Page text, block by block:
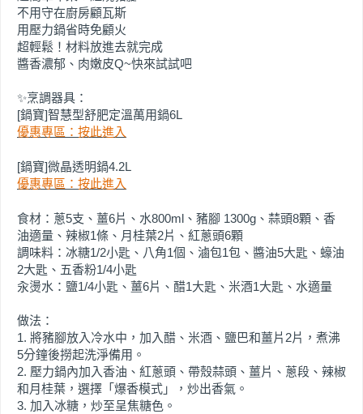
不用守在廚房顧瓦斯
用壓力鍋省時免顧火
超輕鬆！材料放進去就完成
醬香濃郁、肉嫩皮Q~快來試試吧
✨烹調器具：
[鍋寶]智慧型舒肥定溫萬用鍋6L
優惠專區：按此進入
[鍋寶]微晶透明鍋4.2L
優惠專區：按此進入
食材：蔥5支、薑6片、水800ml、豬腳 1300g、蒜頭8顆、香
油適量、辣椒1條、月桂葉2片、紅蔥頭6顆
調味料：冰糖1/2小匙、八角1個、滷包1包、醬油5大匙、蠔油
2大匙、五香粉1/4小匙
汆燙水：鹽1/4小匙、薑6片、醋1大匙、米酒1大匙、水適量
做法：
1. 將豬腳放入冷水中，加入醋、米酒、鹽巴和薑片2片，煮沸
5分鐘後撈起洗淨備用。
2. 壓力鍋內加入香油、紅蔥頭、帶殼蒜頭、薑片、蔥段、辣椒
和月桂葉，選擇「爆香模式」，炒出香氣。
3. 加入冰糖，炒至呈焦糖色。